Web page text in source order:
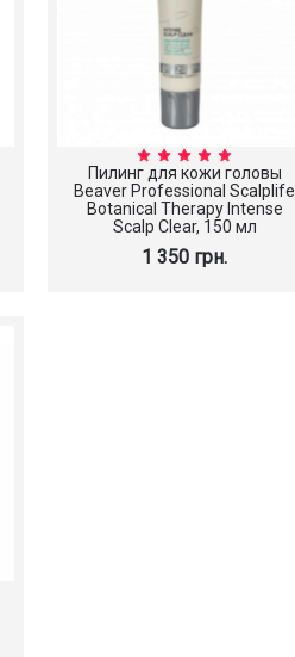
Пилинг для кожи головы
Beaver Professional Scalplife
Botanical Therapy Intense
Scalp Clear, 150 мл
1 350 грн.